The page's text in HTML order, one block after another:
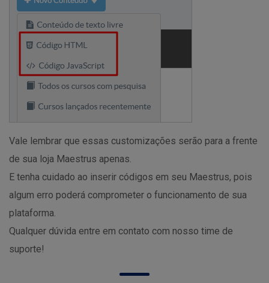
Vale lembrar que essas customizações serão para a frente
de sua loja Maestrus apenas.
E tenha cuidado ao inserir códigos em seu Maestrus, pois
algum erro poderá comprometer o funcionamento de sua
plataforma.
Qualquer dúvida entre em contato com nosso time de
suporte!